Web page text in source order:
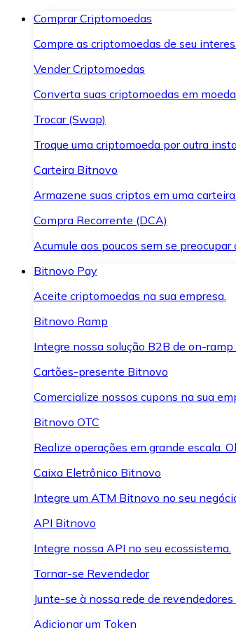
Comprar Criptomoedas
Compre as criptomoedas de seu
Vender Criptomoedas
Converta suas criptomoedas em
Trocar (Swap)
Troque uma criptomoeda por outra
Carteira Bitnovo
Armazene suas criptos em uma
Compra Recorrente (DCA)
Acumule aos poucos sem se
Bitnovo Pay
Aceite criptomoedas na sua empresa.
Bitnovo Ramp
Integre nossa solução B2B de on-
Cartões-presente Bitnovo
Comercialize nossos cupons na sua
Bitnovo OTC
Realize operações em grande escala.
Caixa Eletrônico Bitnovo
Integre um ATM Bitnovo no seu
API Bitnovo
Integre nossa API no seu ecossistema.
Tornar-se Revendedor
Junte-se à nossa rede de
Adicionar um Token